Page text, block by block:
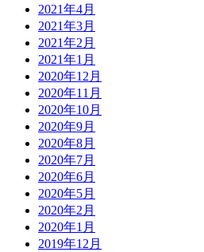
2021年4月
2021年3月
2021年2月
2021年1月
2020年12月
2020年11月
2020年10月
2020年9月
2020年8月
2020年7月
2020年6月
2020年5月
2020年2月
2020年1月
2019年12月